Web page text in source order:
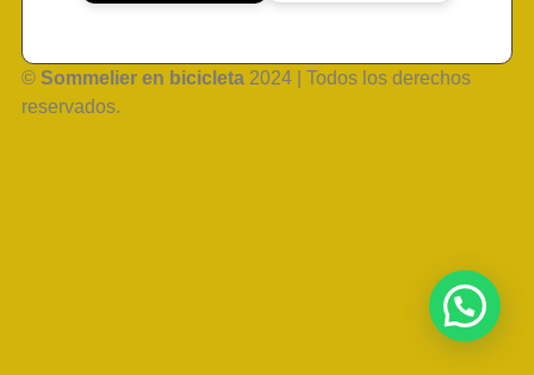
© Sommelier en bicicleta 2024 | Todos los derechos
reservados.